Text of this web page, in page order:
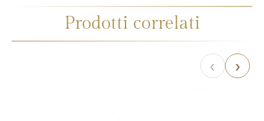
Prodotti correlati
‹ ›